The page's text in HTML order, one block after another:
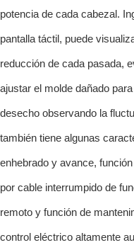
potencia de cada cabezal.
pantalla táctil, puede
reducción de cada pasada,
ajustar el molde dañado
desecho observando la
también tiene algunas
enhebrado y avance,
por cable interrumpido de
remoto y función de
control eléctrico altamente